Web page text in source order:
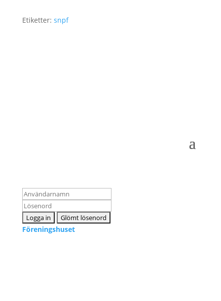
Etiketter: snpf
Föreningshuset